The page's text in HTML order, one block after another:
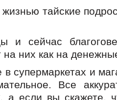
тайские
и сейчас
них как на
супермаркетах и
Все
а если вы скажете,